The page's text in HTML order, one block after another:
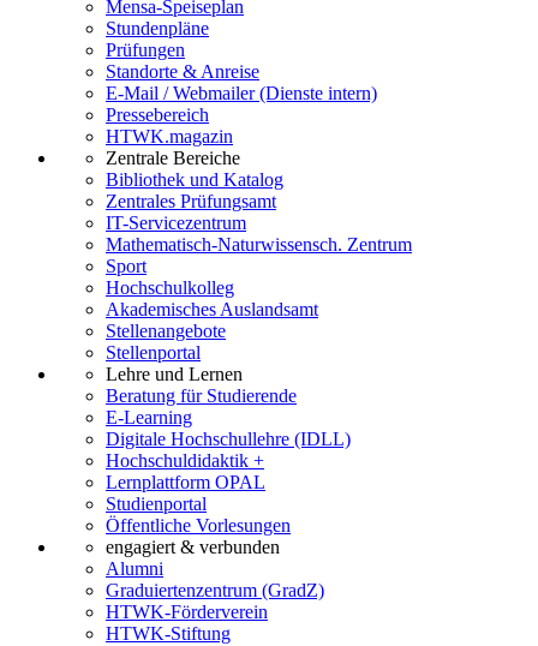
Mensa-Speiseplan
Stundenpläne
Prüfungen
Standorte & Anreise
E-Mail / Webmailer (Dienste intern)
Pressebereich
HTWK.magazin
Zentrale Bereiche
Bibliothek und Katalog
Zentrales Prüfungsamt
IT-Servicezentrum
Mathematisch-Naturwissensch. Zentrum
Sport
Hochschulkolleg
Akademisches Auslandsamt
Stellenangebote
Stellenportal
Lehre und Lernen
Beratung für Studierende
E-Learning
Digitale Hochschullehre (IDLL)
Hochschuldidaktik +
Lernplattform OPAL
Studienportal
Öffentliche Vorlesungen
engagiert & verbunden
Alumni
Graduiertenzentrum (GradZ)
HTWK-Förderverein
HTWK-Stiftung